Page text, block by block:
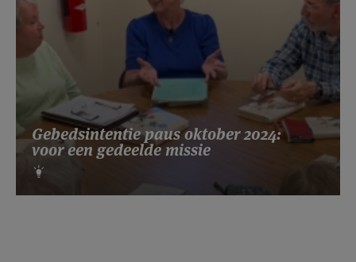
Gebedsintentie paus oktober 2024:
voor een gedeelde missie